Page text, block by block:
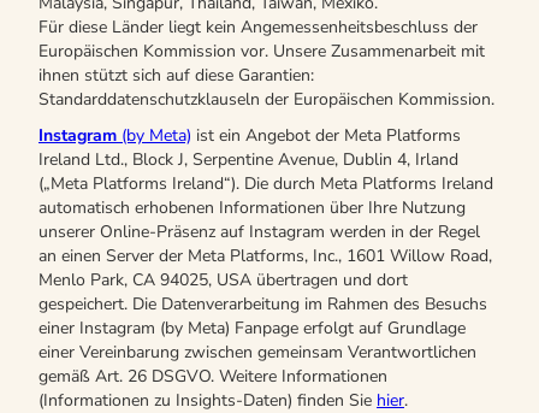
Für diese Länder liegt kein Angemessenheitsbeschluss der
Europäischen Kommission vor. Unsere Zusammenarbeit mit
ihnen stützt sich auf diese Garantien:
Standarddatenschutzklauseln der Europäischen Kommission.
Instagram (by Meta) ist ein Angebot der Meta Platforms
Ireland Ltd., Block J, Serpentine Avenue, Dublin 4, Irland
(„Meta Platforms Ireland“). Die durch Meta Platforms Ireland
automatisch erhobenen Informationen über Ihre Nutzung
unserer Online-Präsenz auf Instagram werden in der Regel
an einen Server der Meta Platforms, Inc., 1601 Willow Road,
Menlo Park, CA 94025, USA übertragen und dort
gespeichert. Die Datenverarbeitung im Rahmen des Besuchs
einer Instagram (by Meta) Fanpage erfolgt auf Grundlage
einer Vereinbarung zwischen gemeinsam Verantwortlichen
gemäß Art. 26 DSGVO. Weitere Informationen
(Informationen zu Insights-Daten) finden Sie hier.